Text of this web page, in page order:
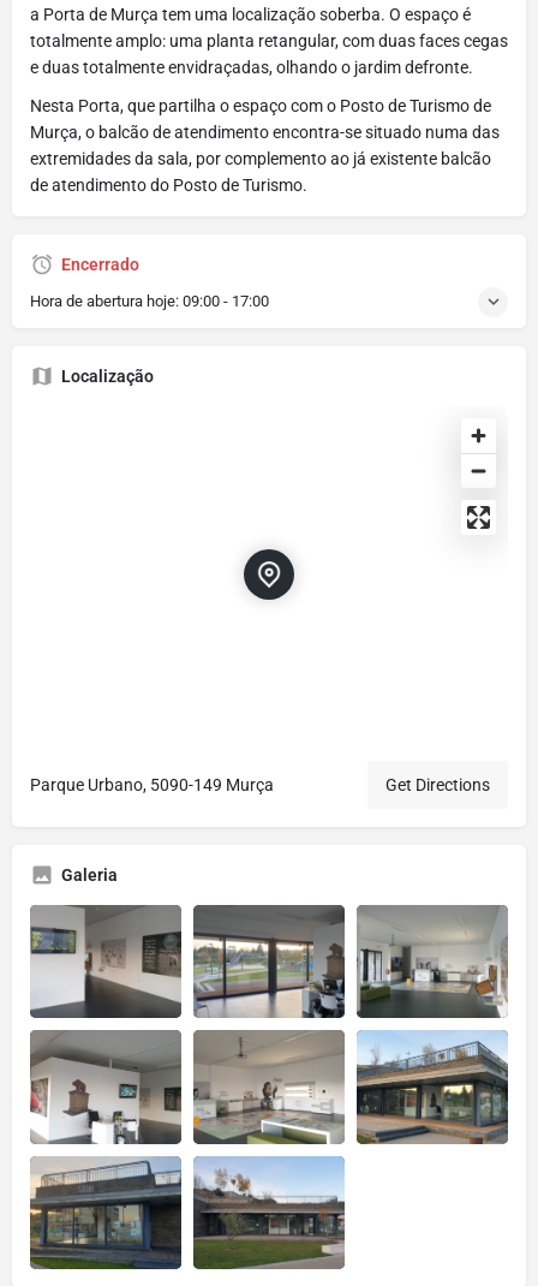
a Porta de Murça tem uma localização soberba. O espaço é
totalmente amplo: uma planta retangular, com duas faces cegas
e duas totalmente envidraçadas, olhando o jardim defronte.
Nesta Porta, que partilha o espaço com o Posto de Turismo de
Murça, o balcão de atendimento encontra-se situado numa das
extremidades da sala, por complemento ao já existente balcão
de atendimento do Posto de Turismo.
Encerrado
Hora de abertura hoje: 09:00 - 17:00
Localização
Parque Urbano, 5090-149 Murça Get Directions
Galeria